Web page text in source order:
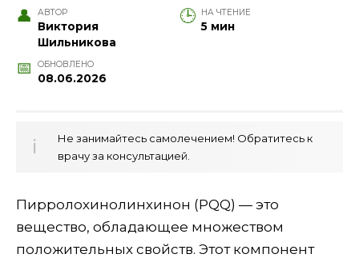
АВТОР
Виктория
Шильникова
НА ЧТЕНИЕ
5 мин
ОБНОВЛЕНО
08.06.2026
Не занимайтесь самолечением! Обратитесь к
врачу за консультацией.
Пирролохинолинхинон (PQQ) — это
вещество, обладающее множеством
положительных свойств. Этот компонент